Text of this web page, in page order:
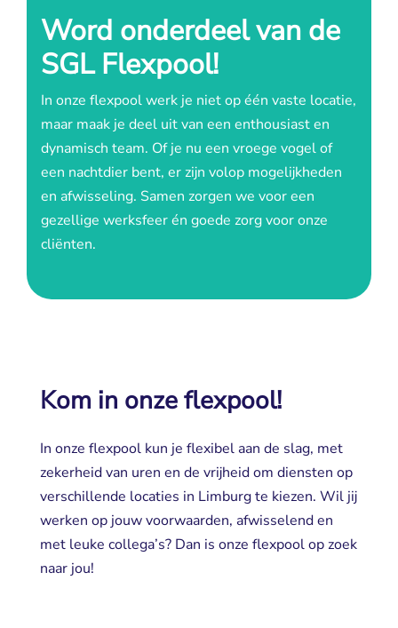
Word onderdeel van de
SGL Flexpool!
In onze flexpool werk je niet op één vaste locatie,
maar maak je deel uit van een enthousiast en
dynamisch team. Of je nu een vroege vogel of
een nachtdier bent, er zijn volop mogelijkheden
en afwisseling. Samen zorgen we voor een
gezellige werksfeer én goede zorg voor onze
cliënten.
Kom in onze flexpool!
In onze flexpool kun je flexibel aan de slag, met
zekerheid van uren en de vrijheid om diensten op
verschillende locaties in Limburg te kiezen. Wil jij
werken op jouw voorwaarden, afwisselend en
met leuke collega’s? Dan is onze flexpool op zoek
naar jou!